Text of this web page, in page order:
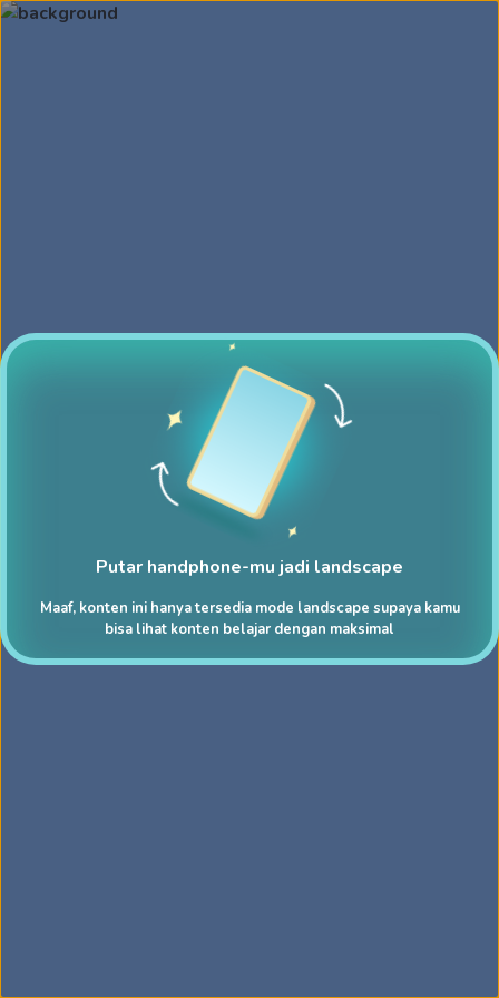
Putar handphone-mu jadi landscape
Maaf, konten ini hanya tersedia mode landscape supaya kamu
bisa lihat konten belajar dengan maksimal